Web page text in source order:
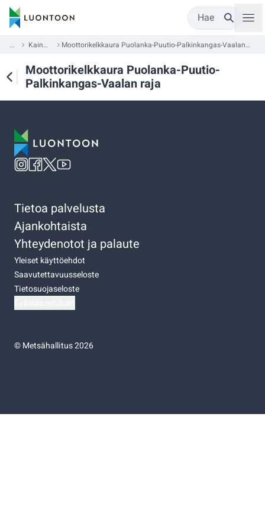
Hae
... Kainuu Moottorikelkkaura Puolanka-Puutio-Palkinkangas-Vaalan raja
Moottorikelkkaura Puolanka-Puutio-
Palkinkangas-Vaalan raja
Tietoa palvelusta
Ajankohtaista
Yhteydenotot ja palaute
Yleiset käyttöehdot
Saavutettavuusseloste
Tietosuojaseloste
©Metsähallitus 2026